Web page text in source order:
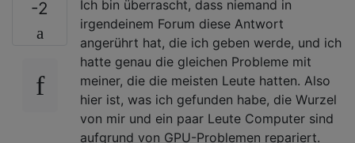
-2
Ich bin überrascht, dass niemand in
irgendeinem Forum diese Antwort
angerührt hat, die ich geben werde, und ich
hatte genau die gleichen Probleme mit
meiner, die die meisten Leute hatten. Also
hier ist, was ich gefunden habe, die Wurzel
von mir und ein paar Leute Computer sind
aufgrund von GPU-Problemen repariert.